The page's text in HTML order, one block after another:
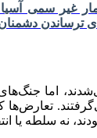
غیر سمی آسیا
ترساندن
اما جنگ‌های
تعارض‌ها
نه سلطه یا